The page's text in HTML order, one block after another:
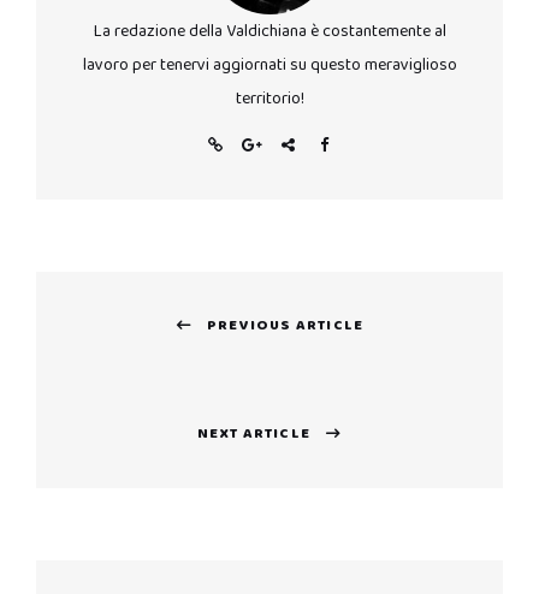
La redazione della Valdichiana è costantemente al
lavoro per tenervi aggiornati su questo meraviglioso
territorio!
PREVIOUS ARTICLE
NEXT ARTICLE